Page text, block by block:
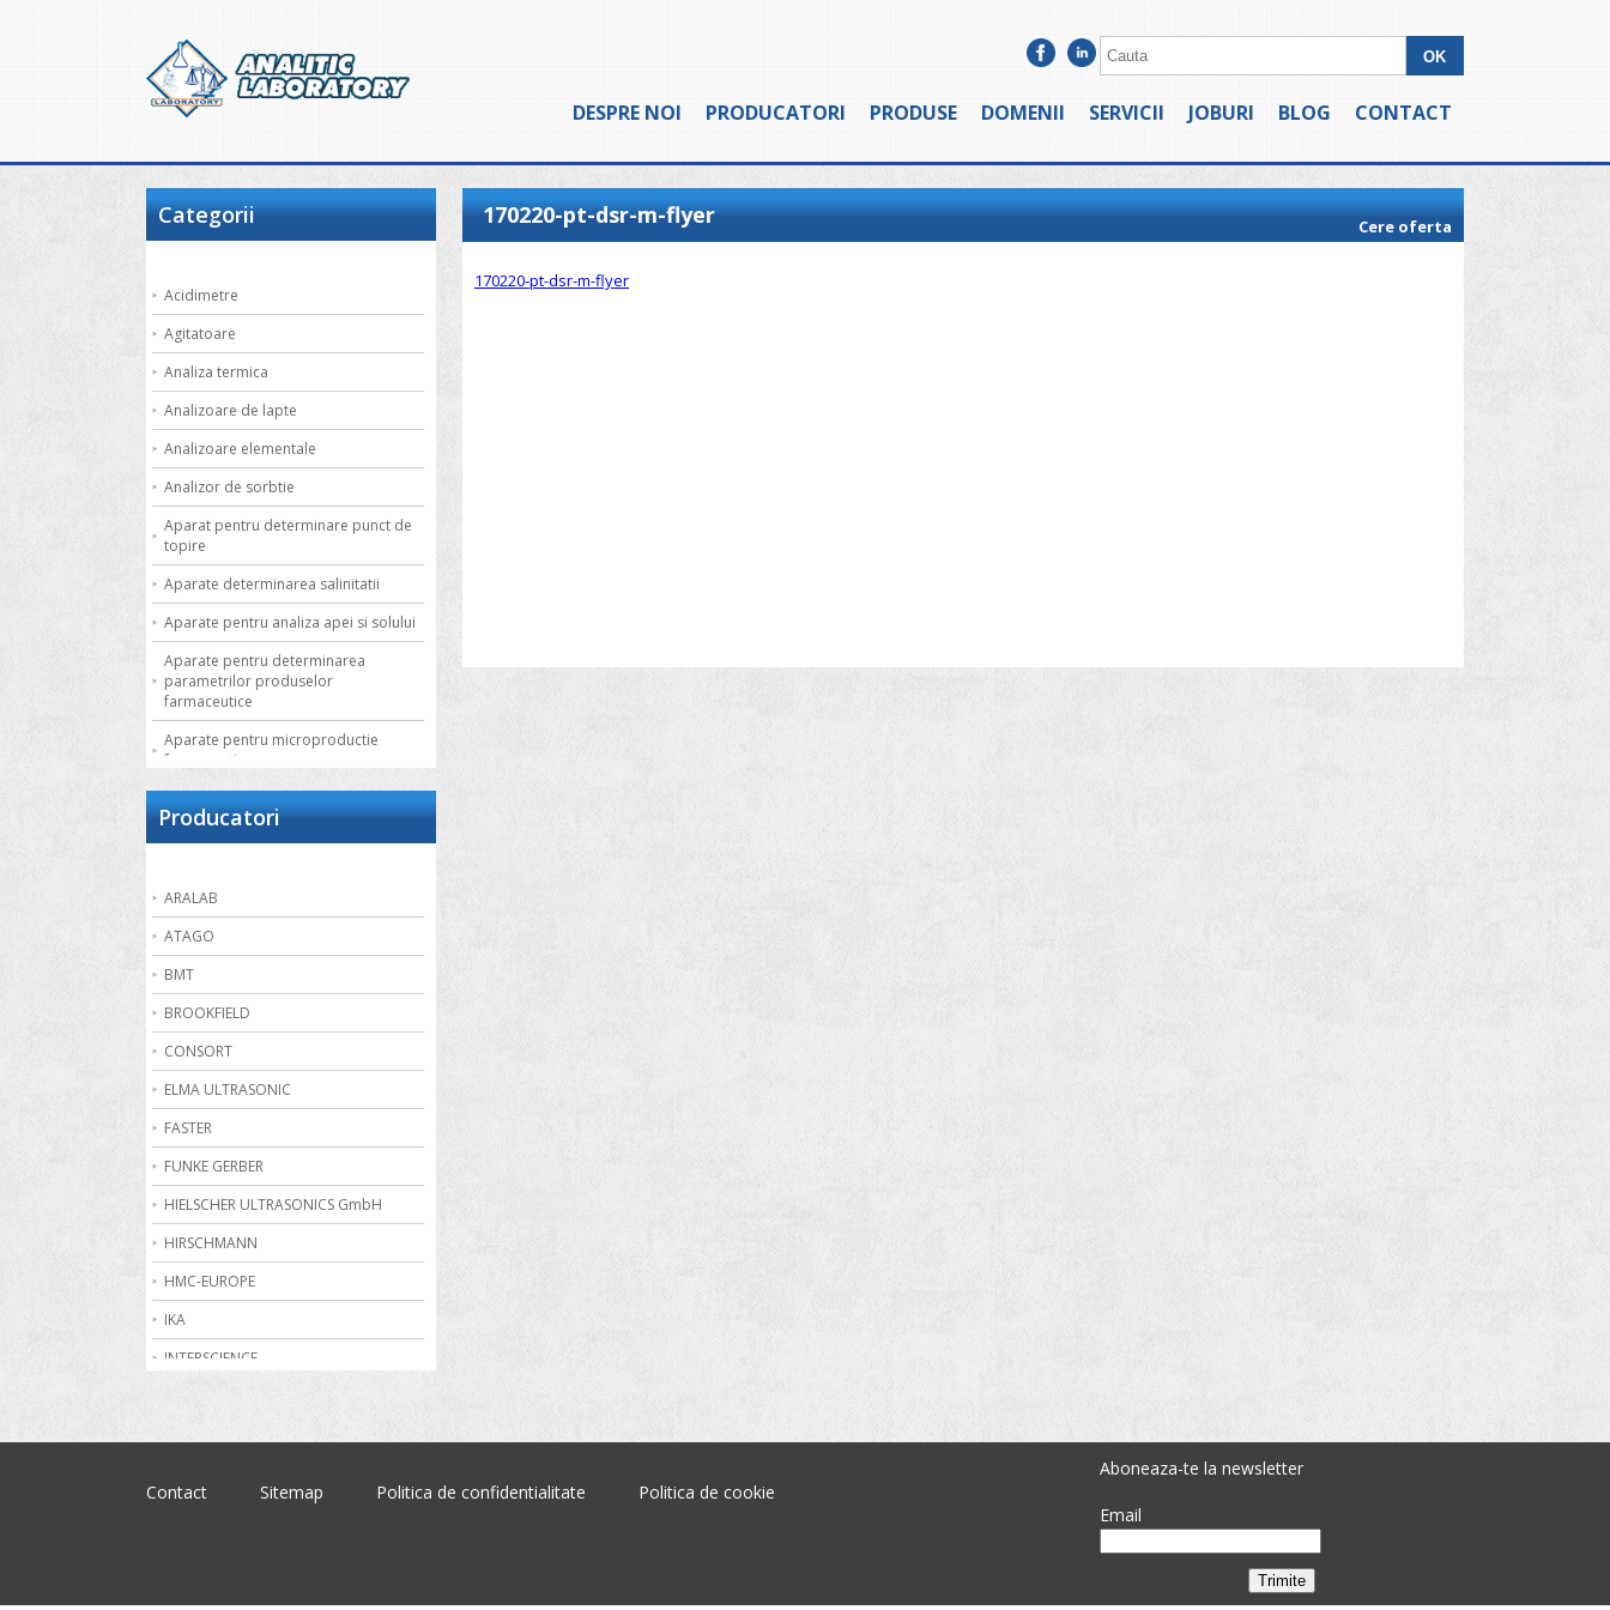
DESPRE NOI PRODUCATORI PRODUSE DOMENII SERVICII JOBURI BLOG CONTACT
Categorii
Acidimetre
Agitatoare
Analiza termica
Analizoare de lapte
Analizoare elementale
Analizor de sorbtie
Aparat pentru determinare punct de
topire
Aparate determinarea salinitatii
Aparate pentru analiza apei si solului
Aparate pentru determinarea
parametrilor produselor
farmaceutice
Aparate pentru microproductie
farmaceutica
Bai termostatate cu circulatie externa
Bai termostatate pentru aplicatii
speciale
Bai ultrasonice
Balante
Becuri de gaz
Bioreactoare
Biurete digitale
Calorimetrie
Camere climatice
Cantare electronice industriale
Centrifuge de laborator
Conductometre
Producatori
ARALAB
ATAGO
BMT
BROOKFIELD
CONSORT
ELMA ULTRASONIC
FASTER
FUNKE GERBER
HIELSCHER ULTRASONICS GmbH
HIRSCHMANN
HMC-EUROPE
IKA
INTERSCIENCE
170220-pt-dsr-m-flyer Cere oferta
170220-pt-dsr-m-flyer
Contact Sitemap Politica de confidentialitate Politica de cookie
Aboneaza-te la newsletter
Email